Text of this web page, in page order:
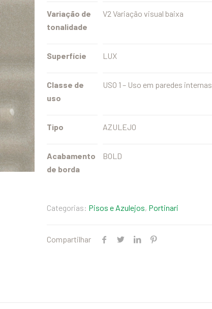
Variação de
tonalidade
V2 Variação visual baixa
Superfície LUX
Classe de
uso
USO 1 – Uso em paredes internas
Tipo AZULEJO
Acabamento
de borda
BOLD
Categorias: Pisos e Azulejos, Portinari
Compartilhar